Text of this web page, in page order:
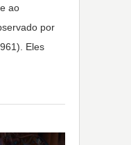
ao
por
Eles